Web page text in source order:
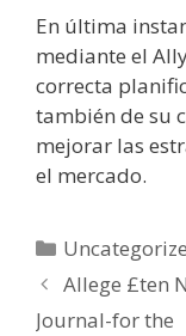
En última
mediante el
correcta
también de su
mejorar las
el mercado.
Kategorier
Allege £ten
Journal-for the